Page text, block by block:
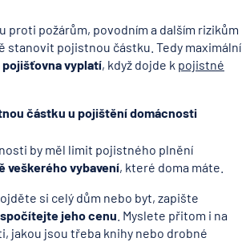
proti požárům, povodním a dalším rizikům
stanovit pojistnou částku. Tedy maximální
vyplatí, když dojde k pojistné
částku u pojištění domácnosti
by měl limit pojistného plnění
veškerého vybavení, které doma máte.
si celý dům nebo byt, zapište
spočítejte jeho cenu. Myslete přitom i na
jakou jsou třeba knihy nebo drobné